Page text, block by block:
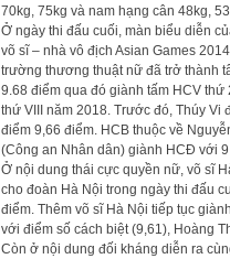
70kg, 75kg và nam hạng cân 48kg,
Ở ngày thi đấu cuối, màn biểu diễn
võ sĩ – nhà vô địch Asian Games
trường thương thuật nữ đã trở thành
9.68 điểm qua đó giành tấm HCV
thứ VIII năm 2018. Trước đó, Thúy Vi
điểm 9,66 điểm. HCB thuộc về
(Công an Nhân dân) giành HCĐ với
Ở nội dung thái cực quyền nữ, võ sĩ
cho đoàn Hà Nội trong ngày thi đấu
điểm. Thêm võ sĩ Hà Nội tiếp tục
với điểm số cách biệt (9,61), Hoàng
Còn ở nội dung đối kháng diễn ra